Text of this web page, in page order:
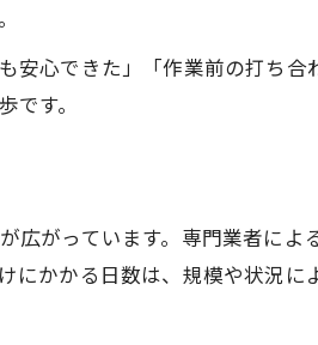
安心できた」「作業前の打ち
す。
がっています。専門業者によ
にかかる日数は、規模や状況